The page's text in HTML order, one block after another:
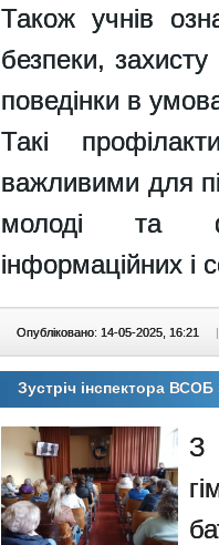
Також учнів
безпеки,
поведінки в
Такі
важливими для
молоді та
інформаційних і
Опубліковано: 14-05-2025, 16:21 |
Зустріч інспектора ВСОБ
З